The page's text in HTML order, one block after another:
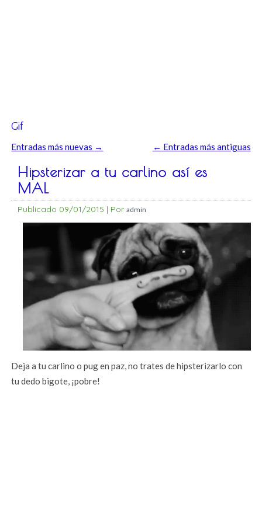
Gif
Entradas más nuevas → ← Entradas más antiguas
Hipsterizar a tu carlino así es
MAL
Publicado 09/01/2015 | Por admin
Deja a tu carlino o pug en paz, no trates de hipsterizarlo con
tu dedo bigote, ¡pobre!